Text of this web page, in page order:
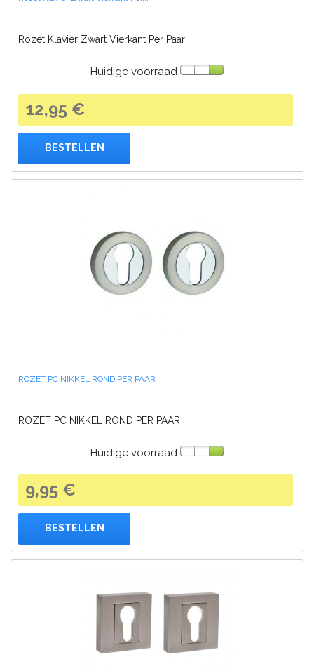
Rozet Klavier Zwart Vierkant Per Paar
Huidige voorraad
12,95 €
BESTELLEN
ROZET PC NIKKEL ROND PER PAAR
ROZET PC NIKKEL ROND PER PAAR
Huidige voorraad
9,95 €
BESTELLEN